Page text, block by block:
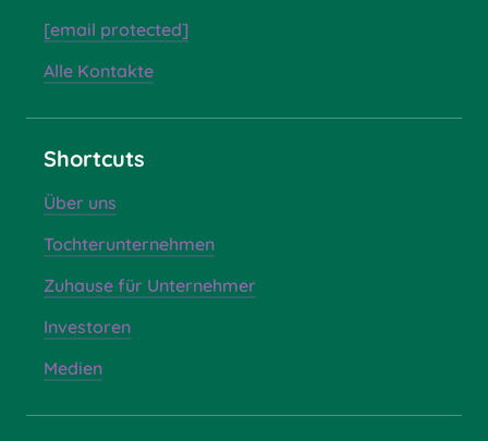
[email protected]
Alle Kontakte
Shortcuts
Über uns
Tochterunternehmen
Zuhause für Unternehmer
Investoren
Medien